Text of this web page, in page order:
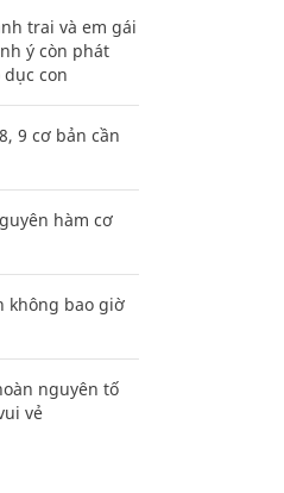
trai và em gái
ý còn phát
con
9 cơ bản cần
hàm cơ
không bao giờ
nguyên tố
vẻ